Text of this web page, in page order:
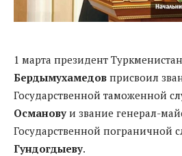
1 марта президент
Бердымухамедов присвоил
Государственной таможенной
Османову и звание генерал-
Государственной пограничной
Гундогдыеву.